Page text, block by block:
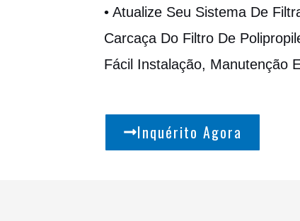
• Atualize Seu Sistema De
Carcaça Do Filtro De
Fácil Instalação, Manutenção
Inquérito Agora